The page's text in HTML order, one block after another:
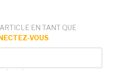
EN TANT QUE
VOUS